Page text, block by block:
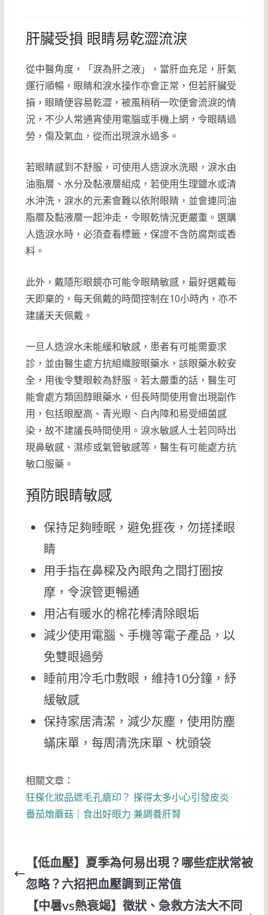
肝臟受損 眼睛易乾澀流淚
從中醫角度，「淚為肝之液」，當肝血充足，肝氣
運行順暢，眼睛和淚水操作亦會正常，但若肝臟受
損，眼睛便容易乾澀，被風稍稍一吹便會流淚的情
況，不少人常通宵使用電腦或手機上網，令眼睛過
勞，傷及氣血，從而出現淚水過多。
若眼睛感到不舒服，可使用人造淚水洗眼，淚水由
油脂層、水分及黏液層組成，若使用生理鹽水或清
水沖洗，淚水的元素會難以依附眼睛，並會連同油
脂層及黏液層一起沖走，令眼乾情況更嚴重。選購
人造淚水時，必須查看標籤，保證不含防腐劑或香
料。
此外，戴隱形眼鏡亦可能令眼睛敏感，最好選戴每
天即棄的，每天佩戴的時間控制在10小時內，亦不
建議天天佩戴。
一旦人造淚水未能緩和敏感，患者有可能需要求
診，並由醫生處方抗組織胺眼藥水，該眼藥水較安
全，用後令雙眼較為舒服。若太嚴重的話，醫生可
能會處方類固醇眼藥水，但長時間使用會出現副作
用，包括眼壓高、青光眼、白內障和易受細菌感
染，故不建議長時間使用。淚水敏感人士若同時出
現鼻敏感、濕疹或氣管敏感等，醫生有可能處方抗
敏口服藥。
預防眼睛敏感
保持足夠睡眠，避免捱夜，勿搓揉眼
睛
用手指在鼻樑及內眼角之間打圈按
摩，令淚管更暢通
用沾有暖水的棉花棒清除眼垢
減少使用電腦、手機等電子產品，以
免雙眼過勞
睡前用冷毛巾敷眼，維持10分鐘，紓
緩敏感
保持家居清潔，減少灰塵，使用防塵
蟎床單，每周清洗床單、枕頭袋
相關文章：
狂搽化妝品遮毛孔瘡印？ 搽得太多小心引發皮炎
番茄燴蘑菇｜食出好眼力 兼調養肝腎
【低血壓】夏季為何易出現？哪些症狀常被
忽略？六招把血壓調到正常值
【中暑vs熱衰竭】徵狀、急救方法大不同